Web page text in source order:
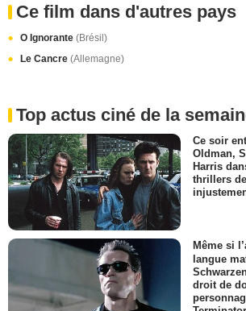
Ce film dans d'autres pays
O Ignorante (Brésil)
Le Cancre (Allemagne)
Top actus ciné de la
Ce soir
Oldman,
Harris
thrillers
Même si
langue
droit de